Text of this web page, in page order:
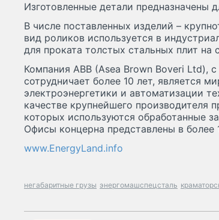
Изготовленные детали предназначены
В числе поставленных изделий –
вид роликов используется в
для проката толстых стальных плит на
Компания ABB (Asea Brown Boveri Ltd),
сотрудничает более 10 лет, является
электроэнергетики и автоматизации
качестве крупнейшего производителя
которых используются обработанные
Офисы концерна представлены в более
www.EnergyLand.info
негабаритные грузы энергомашспецсталь